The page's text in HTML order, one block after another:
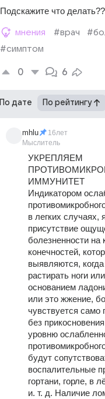
Подскажите что
мнения #врач
#симптом
0 6
По дате По рейтингу
mhlu
Мыслитель
16лет
УКРЕПЛЯЕМ
ИММУНИТЕТ
Индикатором
в легких случаях,
присутствие
болезненности на
конечностей,
выявляются,
растирать ноги
основанием
или это жжение,
чувствуется само
без
уровню
будут
воспалительные
гортани, горле, в
и. т. д. Наличие